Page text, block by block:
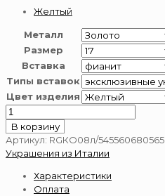
Желтый
Металл
Размер
Вставка
Типы вставок
Цвет изделия
Количество
товара
Золотое
кольцо
пробы
В корзину
Артикул: RGКО08л/545560680565
Украшения из Италии
Характеристики
Оплата